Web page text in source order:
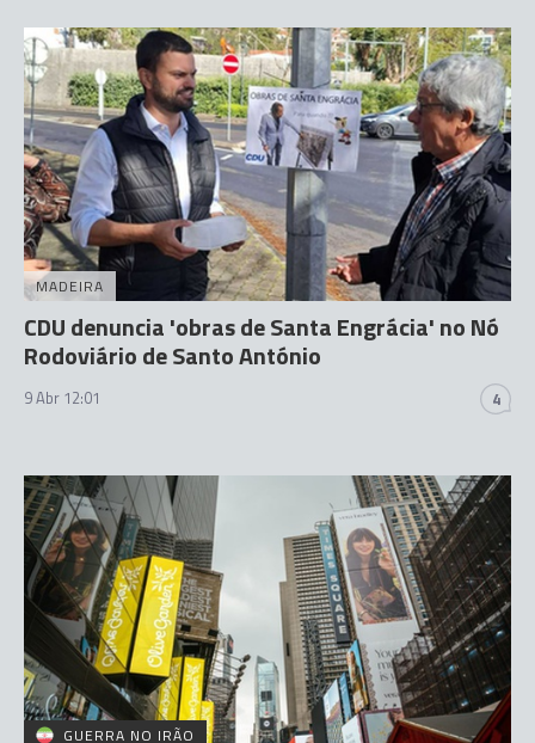
MADEIRA
CDU denuncia 'obras de Santa Engrácia' no Nó
Rodoviário de Santo António
9 Abr 12:01 4
GUERRA NO IRÃO